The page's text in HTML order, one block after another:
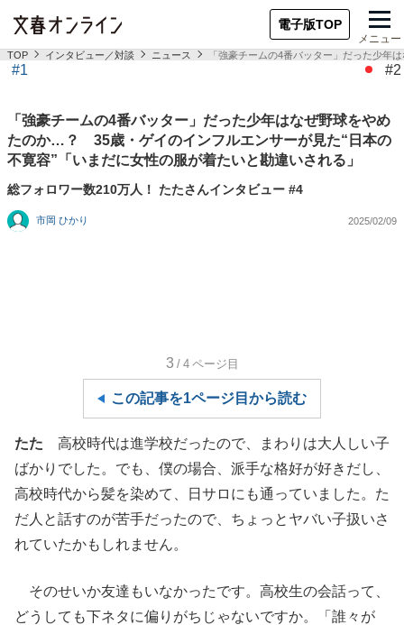
電子版TOP
メニュー
TOP インタビュー／対談 ニュース 「強豪チームの4番バッター」だった少
#1 #2
「強豪チームの4番バッター」だった少年はなぜ野球をやめ
たのか…？ 35歳・ゲイのインフルエンサーが見た“日本の
不寛容”「いまだに女性の服が着たいと勘違いされる」
総フォロワー数210万人！ たたさんインタビュー #4
市岡 ひかり 2025/02/09
3 /4 ページ目
この記事を1ページ目から読む
たた 高校時代は進学校だったので、まわりは大人しい子
ばかりでした。でも、僕の場合、派手な格好が好きだし、
高校時代から髪を染めて、日サロにも通っていました。た
だ人と話すのが苦手だったので、ちょっとヤバい子扱いさ
れていたかもしれません。
そのせいか友達もいなかったです。高校生の会話って、
どうしても下ネタに偏りがちじゃないですか。「誰々が